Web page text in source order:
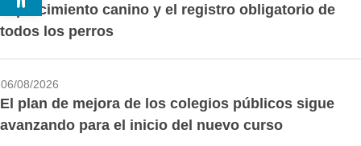
esparcimiento canino y el registro obligatorio de
todos los perros
06/08/2026
El plan de mejora de los colegios públicos sigue
avanzando para el inicio del nuevo curso